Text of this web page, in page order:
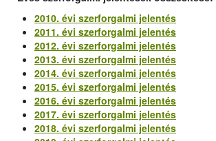
2010. évi szerforgalmi jelentés
2011. évi szerforgalmi jelentés
2012. évi szerforgalmi jelentés
2013. évi szerforgalmi jelentés
2014. évi szerforgalmi jelentés
2015. évi szerforgalmi jelentés
2016. évi szerforgalmi jelentés
2017. évi szerforgalmi jelentés
2018. évi szerforgalmi jelentés